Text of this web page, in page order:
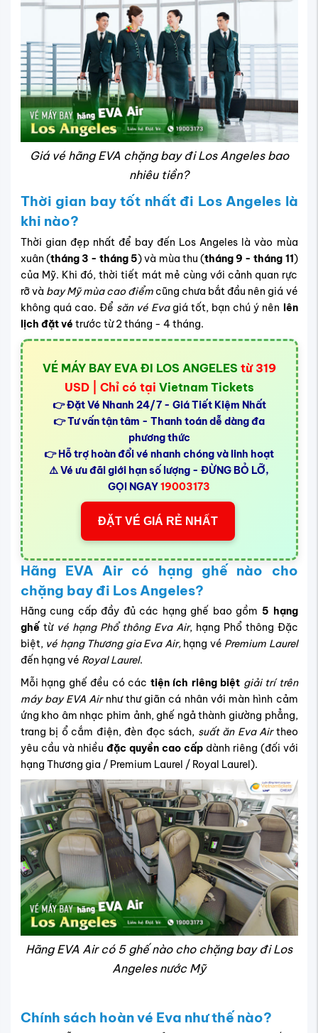
Giá vé hãng EVA chặng bay đi Los Angeles bao
nhiêu tiền?
Thời gian bay tốt nhất đi Los Angeles là
khi nào?
Thời gian đẹp nhất để bay đến Los Angeles là vào mùa
xuân (tháng 3 - tháng 5) và mùa thu (tháng 9 - tháng 11)
của Mỹ. Khi đó, thời tiết mát mẻ cùng với cảnh quan rực
rỡ và bay Mỹ mùa cao điểmcũng chưa bắt đầu nên giá vé
không quá cao. Để săn vé Evagiá tốt, bạn chú ý nên lên
lịch đặt vé trước từ 2 tháng - 4 tháng.
VÉ MÁY BAY EVA ĐI LOS ANGELES từ 319
USD | Chỉ có tại Vietnam Tickets
👉 Đặt Vé Nhanh 24/7 - Giá Tiết Kiệm Nhất
👉 Tư vấn tận tâm - Thanh toán dễ dàng đa
phương thức
👉 Hỗ trợ hoàn đổi vé nhanh chóng và linh hoạt
⚠️ Vé ưu đãi giới hạn số lượng - ĐỪNG BỎ LỠ,
GỌI NGAY19003173
ĐẶT VÉ GIÁ RẺ NHẤT
Hãng EVA Air có hạng ghế nào cho
chặng bay đi Los Angeles?
Hãng cung cấp đầy đủ các hạng ghế bao gồm 5 hạng
ghếtừ vé hạng Phổ thông Eva Air, hạng Phổ thông Đặc
biệt, vé hạng Thương gia Eva Air, hạng vé Premium Laurel
đến hạng vé Royal Laurel.
Mỗi hạng ghế đều có các tiện ích riêng biệt giải trí trên
máy bay EVA Airnhưthư giãn cá nhân với màn hình cảm
ứng kho âm nhạc phim ảnh, ghế ngả thành giường phẳng,
trang bị ổ cắm điện, đèn đọc sách, suất ăn Eva Airtheo
yêu cầu và nhiều đặc quyền cao cấpdành riêng (đối với
hạng Thương gia / Premium Laurel / Royal Laurel).
Hãng EVA Air có 5 ghế nào cho chặng bay đi Los
Angeles nước Mỹ
Chính sách hoàn vé Eva như thế nào?